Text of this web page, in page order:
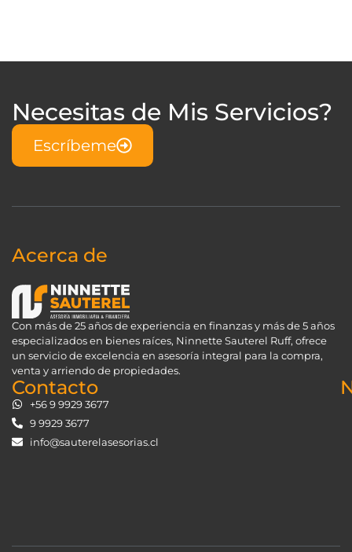
Necesitas de Mis Servicios?
Escríbeme
Acerca de
Con más de 25 años de experiencia en finanzas y más de 5 años
especializados en bienes raíces, Ninnette Sauterel Ruff, ofrece
un servicio de excelencia en asesoría integral para la compra,
venta y arriendo de propiedades.
Contacto
+56 9 9929 3677
9 9929 3677
info@sauterelasesorias.cl